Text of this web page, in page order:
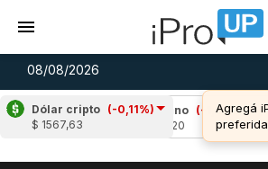
08/08/2026
Agregá
Dólar cripto (-0,11%)
$ 1567,63
Cardano
(-1,33%)